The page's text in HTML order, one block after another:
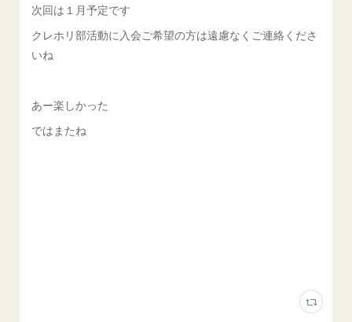
次回は１月予定です
クレホリ部活動に入会ご希望の方は遠慮なくご連絡くださ
いね
あー楽しかった
ではまたね